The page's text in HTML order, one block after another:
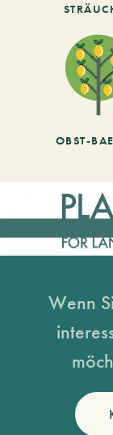
OBST-
Wenn